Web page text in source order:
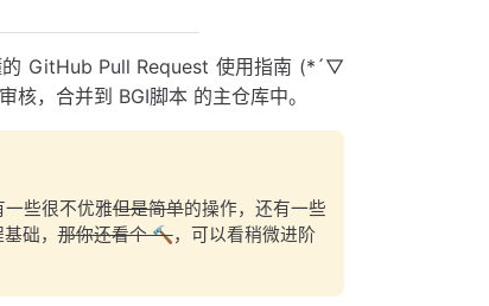
的 GitHub Pull Request 使用指南 (*´▽
核，合并到 BGI脚本 的主仓库中。
些很不优雅但是简单的操作，还有一些
础，那你还看个 🔨，可以看稍微进阶